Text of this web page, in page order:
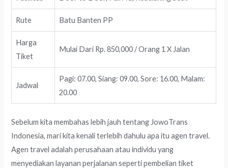
Rute Batu Banten PP
Harga
Tiket
Mulai Dari Rp. 850,000 / Orang 1 X Jalan
Jadwal
Pagi: 07.00, Siang: 09.00, Sore: 16.00, Malam:
20.00
Sebelum kita membahas lebih jauh tentang JowoTrans
Indonesia, mari kita kenali terlebih dahulu apa itu agen travel.
Agen travel adalah perusahaan atau individu yang
menyediakan layanan perjalanan seperti pembelian tiket